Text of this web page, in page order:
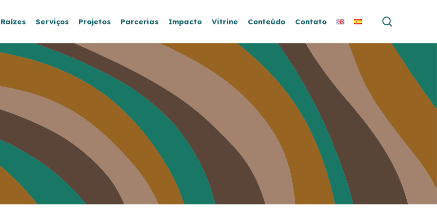
Serviços Projetos Parcerias Impacto Vitrine Conteúdo Contato